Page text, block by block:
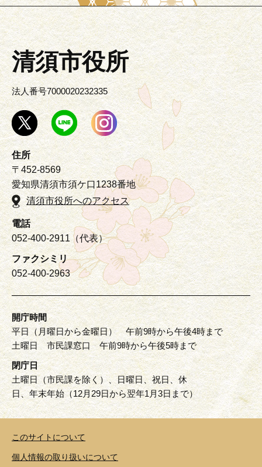
清須市役所
法人番号7000020232335
住所
〒452-8569
愛知県清須市須ケ口1238番地
清須市役所へのアクセス
電話
052-400-2911（代表）
ファクシミリ
052-400-2963
開庁時間
平日（月曜日から金曜日） 午前9時から午後4時まで
土曜日 市民課窓口 午前9時から午後5時まで
閉庁日
土曜日（市民課を除く）、日曜日、祝日、休
日、年末年始（12月29日から翌年1月3日まで）
このサイトについて
個人情報の取り扱いについて